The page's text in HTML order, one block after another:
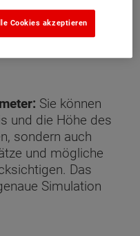
der
des
Sie können
und die Höhe des
sondern auch
und mögliche
Das
Simulation
Cookies akzeptieren